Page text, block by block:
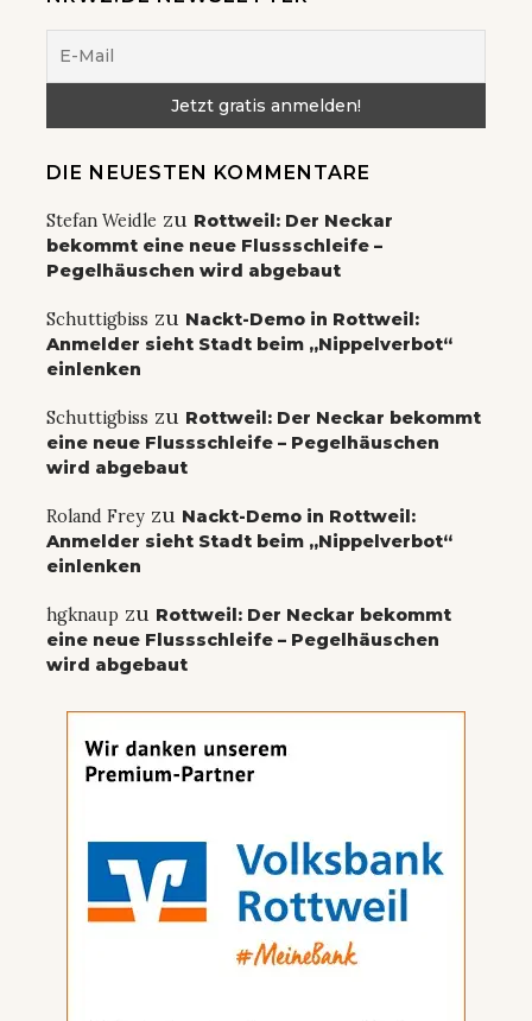
DIE NEUESTEN KOMMENTARE
Stefan Weidle zu Rottweil: Der Neckar
bekommt eine neue Flussschleife –
Pegelhäuschen wird abgebaut
Schuttigbiss zu Nackt-Demo in Rottweil:
Anmelder sieht Stadt beim „Nippelverbot“
einlenken
Schuttigbiss zu Rottweil: Der Neckar bekommt
eine neue Flussschleife – Pegelhäuschen
wird abgebaut
Roland Frey zu Nackt-Demo in Rottweil:
Anmelder sieht Stadt beim „Nippelverbot“
einlenken
hgknaup zu Rottweil: Der Neckar bekommt
eine neue Flussschleife – Pegelhäuschen
wird abgebaut